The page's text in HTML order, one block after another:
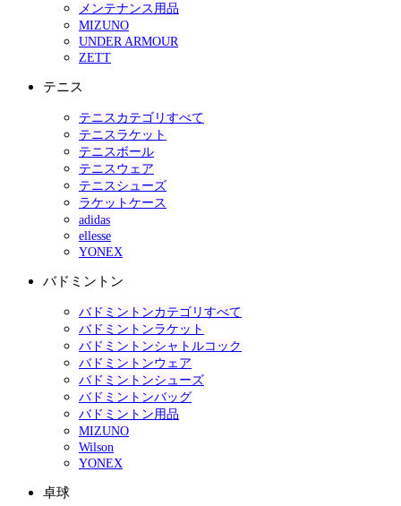
メンテナンス用品
MIZUNO
UNDER ARMOUR
ZETT
テニス
テニスカテゴリすべて
テニスラケット
テニスボール
テニスウェア
テニスシューズ
ラケットケース
adidas
ellesse
YONEX
バドミントン
バドミントンカテゴリすべて
バドミントンラケット
バドミントンシャトルコック
バドミントンウェア
バドミントンシューズ
バドミントンバッグ
バドミントン用品
MIZUNO
Wilson
YONEX
卓球